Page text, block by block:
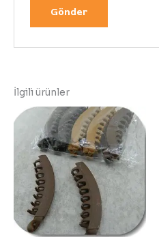
İlgili ürünler